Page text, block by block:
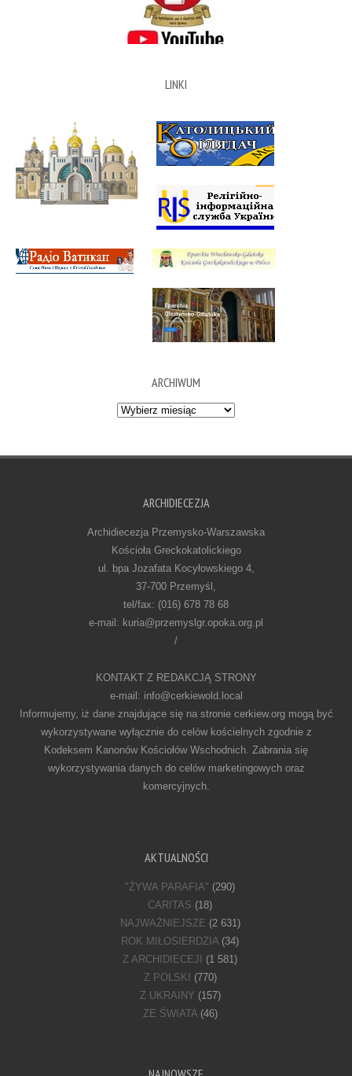
LINKI
ARCHIWUM
Archiwum
ARCHIDIECEZJA
Archidiecezja Przemysko-Warszawska
Kościoła Greckokatolickiego
ul. bpa Jozafata Kocyłowskiego 4,
37-700 Przemyśl,
tel/fax: (016) 678 78 68
e-mail: kuria@przemyslgr.opoka.org.pl
/
KONTAKT Z REDAKCJĄ STRONY
e-mail: info@cerkiewold.local
Informujemy, iż dane znajdujące się na stronie cerkiew.org mogą być
wykorzystywane wyłącznie do celów kościelnych zgodnie z
Kodeksem Kanonów Kościołów Wschodnich. Zabrania się
wykorzystywania danych do celów marketingowych oraz
komercyjnych.
AKTUALNOŚCI
"ŻYWA PARAFIA" (290)
CARITAS (18)
NAJWAŻNIEJSZE (2 631)
ROK MIŁOSIERDZIA(34)
Z ARCHIDIECEJI
(1 581)
Z POLSKI
(770)
Z UKRAINY (157)
ZE ŚWIATA(46)